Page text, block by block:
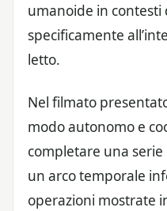
umanoide in contesti
specificamente
letto.
Nel filmato
modo autonomo e
completare una
un arco temporale
operazioni mostrate